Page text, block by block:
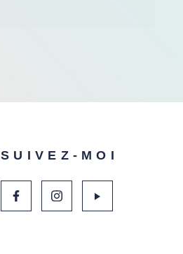
SUIVEZ-MOI